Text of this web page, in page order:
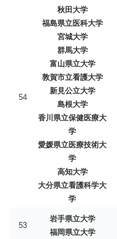
54
秋田大学
福島県立医科大学
宮城大学
群馬大学
富山県立大学
敦賀市立看護大学
新見公立大学
島根大学
香川県立保健医療大
学
愛媛県立医療技術大
学
高知大学
大分県立看護科学大
学
53
岩手県立大学
福岡県立大学